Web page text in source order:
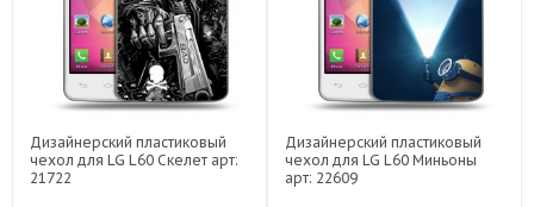
Дизайнерский пластиковый
чехол для LG L60 Скелет арт:
21722
Дизайнерский пластиковый
чехол для LG L60 Миньоны
арт: 22609